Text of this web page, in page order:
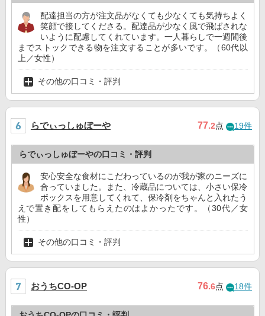
配達担当の方が注文品がなくても少なくても気持ちよく
笑顔で接してくださる。配達品が少なく風で飛ばされな
いように配慮してくれています。一人暮らしで一週間後
までストックできる物を注文することが多いです。（60代以
上／女性）
その他の口コミ・評判
らでぃっしゅぼーや 77.2点 19件
らでぃっしゅぼーやの口コミ・評判
安心安全な食材にこだわっているのが我が家のニーズに
合っていました。また、冷蔵品については、小さい保冷
ボックスを用意してくれて、保冷剤をちゃんと入れたう
えで置き配をしてもらえたのはよかったです。（30代／女
性）
その他の口コミ・評判
おうちCO-OP 76.6点 18件